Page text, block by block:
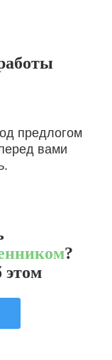
предлогом
вами
?